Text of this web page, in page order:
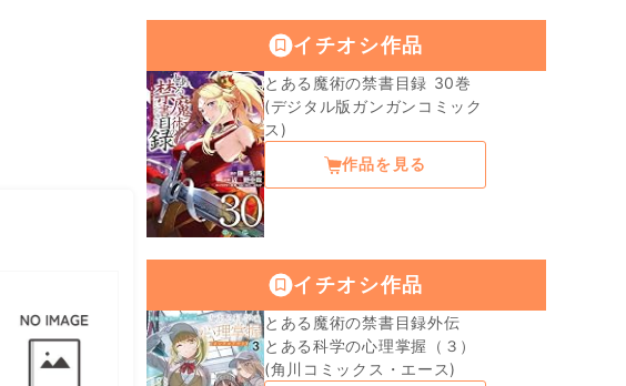
イチオシ作品
とある魔術の禁書目録 30巻
(デジタル版ガンガンコミック
ス)
作品を見る
イチオシ作品
とある魔術の禁書目録外伝
とある科学の心理掌握（３）
(角川コミックス・エース)